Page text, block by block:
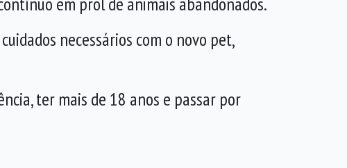
necessários com o novo pet,
ter mais de 18 anos e passar por